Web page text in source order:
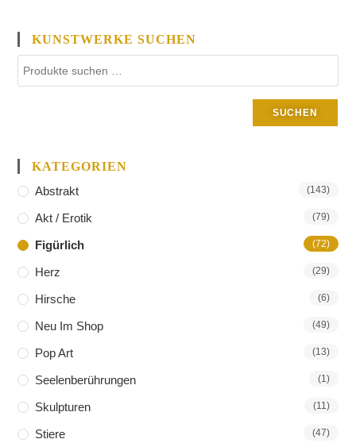
KUNSTWERKE SUCHEN
SUCHEN
KATEGORIEN
Abstrakt
(143)
Akt / Erotik (79)
Figürlich (72)
Herz (29)
Hirsche (6)
Neu Im Shop (49)
Pop Art (13)
Seelenberührungen (1)
Skulpturen (11)
Stiere (47)